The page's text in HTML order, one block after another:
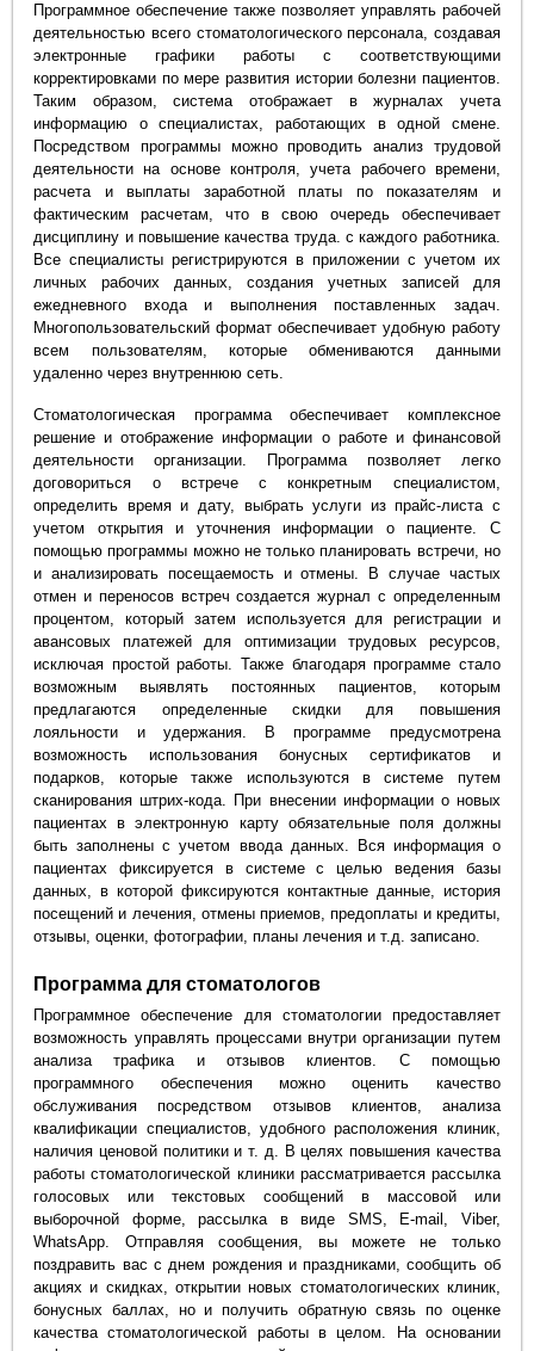
Программное обеспечение также позволяет управлять рабочей
деятельностью всего стоматологического персонала, создавая
электронные графики работы с соответствующими
корректировками по мере развития истории болезни пациентов.
Таким образом, система отображает в журналах учета
информацию о специалистах, работающих в одной смене.
Посредством программы можно проводить анализ трудовой
деятельности на основе контроля, учета рабочего времени,
расчета и выплаты заработной платы по показателям и
фактическим расчетам, что в свою очередь обеспечивает
дисциплину и повышение качества труда. с каждого работника.
Все специалисты регистрируются в приложении с учетом их
личных рабочих данных, создания учетных записей для
ежедневного входа и выполнения поставленных задач.
Многопользовательский формат обеспечивает удобную работу
всем пользователям, которые обмениваются данными
удаленно через внутреннюю сеть.
Стоматологическая программа обеспечивает комплексное
решение и отображение информации о работе и финансовой
деятельности организации. Программа позволяет легко
договориться о встрече с конкретным специалистом,
определить время и дату, выбрать услуги из прайс-листа с
учетом открытия и уточнения информации о пациенте. С
помощью программы можно не только планировать встречи, но
и анализировать посещаемость и отмены. В случае частых
отмен и переносов встреч создается журнал с определенным
процентом, который затем используется для регистрации и
авансовых платежей для оптимизации трудовых ресурсов,
исключая простой работы. Также благодаря программе стало
возможным выявлять постоянных пациентов, которым
предлагаются определенные скидки для повышения
лояльности и удержания. В программе предусмотрена
возможность использования бонусных сертификатов и
подарков, которые также используются в системе путем
сканирования штрих-кода. При внесении информации о новых
пациентах в электронную карту обязательные поля должны
быть заполнены с учетом ввода данных. Вся информация о
пациентах фиксируется в системе с целью ведения базы
данных, в которой фиксируются контактные данные, история
посещений и лечения, отмены приемов, предоплаты и кредиты,
отзывы, оценки, фотографии, планы лечения и т.д. записано.
Программа для стоматологов
Программное обеспечение для стоматологии предоставляет
возможность управлять процессами внутри организации путем
анализа трафика и отзывов клиентов. С помощью
программного обеспечения можно оценить качество
обслуживания посредством отзывов клиентов, анализа
квалификации специалистов, удобного расположения клиник,
наличия ценовой политики и т. д. В целях повышения качества
работы стоматологической клиники рассматривается рассылка
голосовых или текстовых сообщений в массовой или
выборочной форме, рассылка в виде SMS, E-mail, Viber,
WhatsApp. Отправляя сообщения, вы можете не только
поздравить вас с днем рождения и праздниками, сообщить об
акциях и скидках, открытии новых стоматологических клиник,
бонусных баллах, но и получить обратную связь по оценке
качества стоматологической работы в целом. На основании